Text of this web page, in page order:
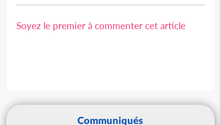
Soyez le premier à commenter cet article
Communiqués